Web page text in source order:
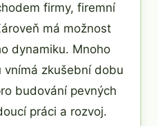
firmy, firemní
má možnost
dynamiku. Mnoho
vnímá zkušební dobu
budování pevných
práci a rozvoj.